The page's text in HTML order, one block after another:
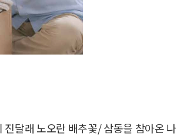
달래 노오란 배추꽃/ 삼동을 참아온 나